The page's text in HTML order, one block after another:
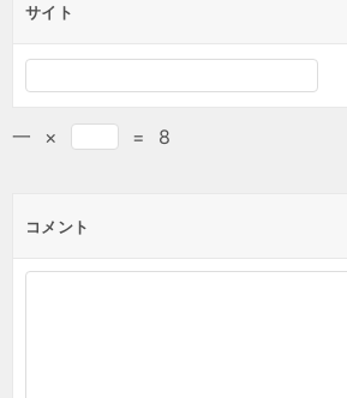
サイト
一 × = 8
コメント